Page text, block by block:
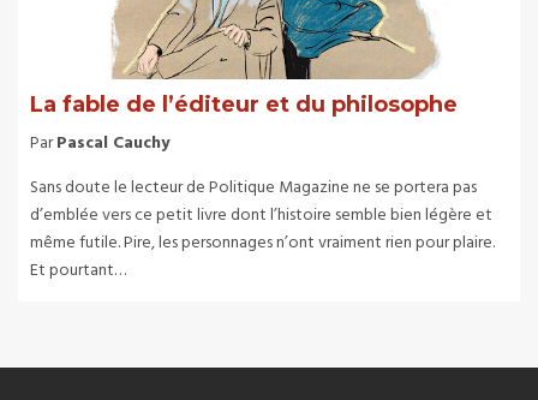
La fable de l’éditeur et du philosophe
ParPascal Cauchy
Sans doute le lecteur de Politique Magazine ne se portera pas
d’emblée vers ce petit livre dont l’histoire semble bien légère et
même futile. Pire, les personnages n’ont vraiment rien pour plaire.
Et pourtant…